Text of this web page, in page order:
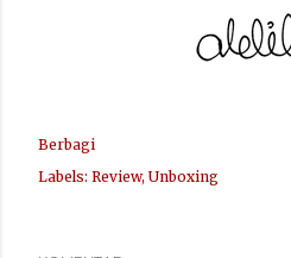
Berbagi
Labels: Review Unboxing